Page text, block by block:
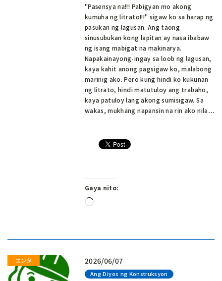
"Pasensya na!!! Pabigyan mo akong
kumuha ng litrato!!!" sigaw ko sa harap ng
pasukan ng lagusan. Ang taong
sinusubukan kong lapitan ay nasa ibabaw
ng isang mabigat na makinarya.
Napakainayong-ingay sa loob ng lagusan,
kaya kahit anong pagsigaw ko, malabong
marinig ako. Pero kung hindi ko kukunan
ng litrato, hindi matutuloy ang trabaho,
kaya patuloy lang akong sumisigaw. Sa
wakas, mukhang napansin na rin ako nila…
Gaya nito:
Naglo-
2026/06/07
Ang Diyos ng Konstruksyon